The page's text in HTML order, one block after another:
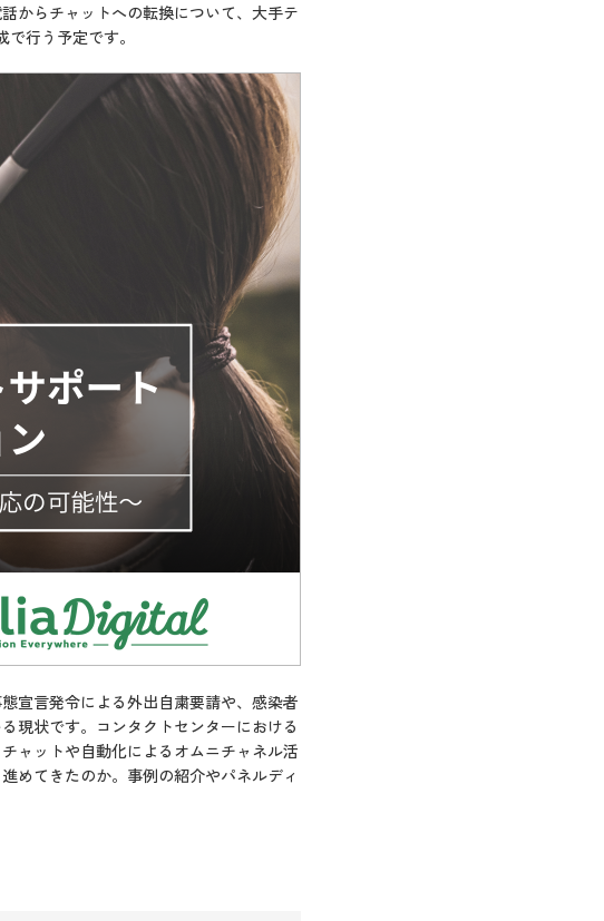
からチャットへの転換について、大手テ
行う予定です。
宣言発令による外出自粛要請や、感染者
現状です。コンタクトセンターにおける
ャットや自動化によるオムニチャネル活
めてきたのか。事例の紹介やパネルディ